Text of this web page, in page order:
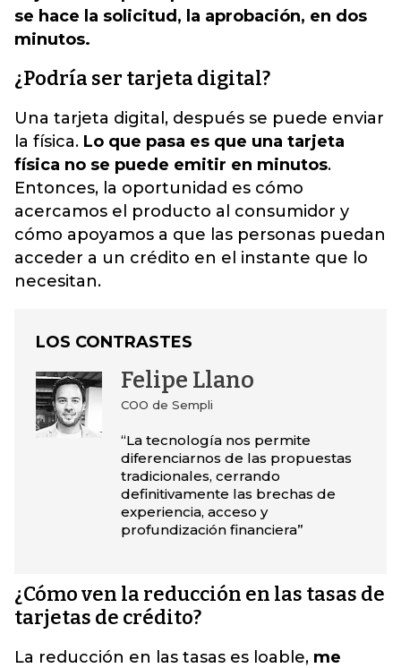
se hace la solicitud, la aprobación, en dos
minutos.
¿Podría ser tarjeta digital?
Una tarjeta digital, después se puede enviar
la física. Lo que pasa es que una tarjeta
física no se puede emitir en minutos.
Entonces, la oportunidad es cómo
acercamos el producto al consumidor y
cómo apoyamos a que las personas puedan
acceder a un crédito en el instante que lo
necesitan.
LOS CONTRASTES
Felipe Llano
COO de Sempli
“La tecnología nos permite
diferenciarnos de las propuestas
tradicionales, cerrando
definitivamente las brechas de
experiencia, acceso y
profundización financiera”
¿Cómo ven la reducción en las tasas de
tarjetas de crédito?
La reducción en las tasas es loable, me